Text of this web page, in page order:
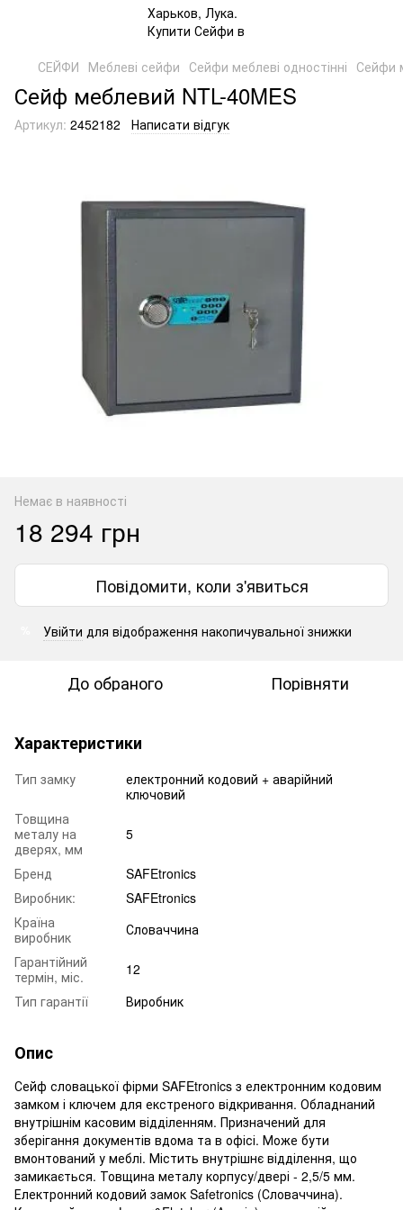
СЕЙФИ Меблеві сейфи Сейфи меблеві одностінні Сейфи
Сейф меблевий NTL-40MES
Артикул: 2452182 Написати відгук
Немає в наявності
18 294 грн
Повідомити, коли з'явиться
Увійти для відображення накопичувальної знижки
До обраного Порівняти
Характеристики
Тип замку
електронний кодовий + аварійний
ключовий
Товщина
металу на
дверях, мм
5
Бренд
SAFEtronics
Виробник:
SAFEtronics
Країна
виробник
Словаччина
Гарантійний
термін, міс.
12
Тип гарантії
Виробник
Опис
Сейф словацької фірми SAFEtronics з електронним кодовим
замком і ключем для екстреного відкривання. Обладнаний
внутрішнім касовим відділенням. Призначений для
зберігання документів вдома та в офісі. Може бути
вмонтований у меблі. Містить внутрішнє відділення, що
замикається. Товщина металу корпусу/двері - 2,5/5 мм.
Електронний кодовий замок Safetronics (Словаччина).